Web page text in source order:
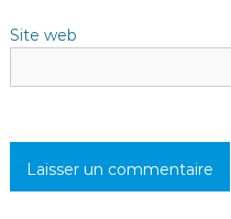
Site web